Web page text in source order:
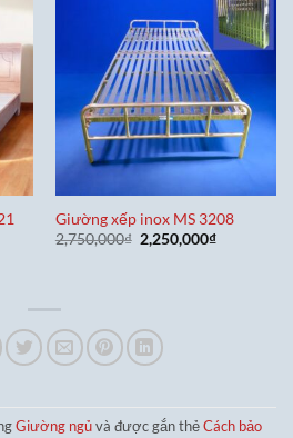
Giường xếp inox MS 3208
2,750,000₫ Giá
gốc
2,250,000₫Giá
Giường ngủvà được gắn thẻCách bảo